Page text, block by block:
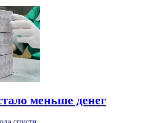
меньше денег